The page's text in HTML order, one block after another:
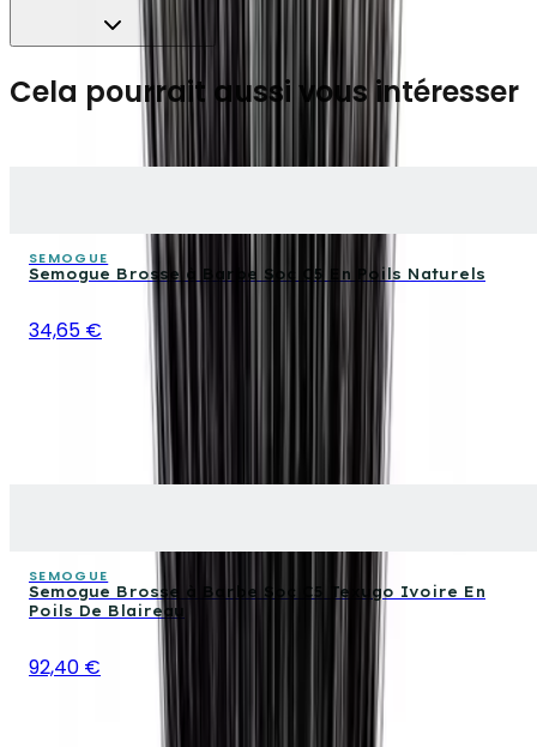
Cela pourrait aussi vous intéresser
SEMOGUE
Semogue Brosse à Barbe Soc C5 En Poils Naturels
34,65 €
SEMOGUE
Semogue Brosse à Barbe Soc C5 Texugo Ivoire En
Poils De Blaireau
92,40 €